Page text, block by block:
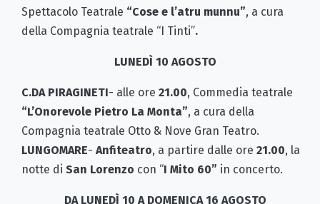
Spettacolo Teatrale “Cose e l’atru munnu”, a cura
della Compagnia teatrale “I Tinti”.
LUNEDÌ 10 AGOSTO
C.DA PIRAGINETI- alle ore 21.00, Commedia teatrale
“L’Onorevole Pietro La Monta”, a cura della
Compagnia teatrale Otto & Nove Gran Teatro.
LUNGOMARE- Anfiteatro, a partire dalle ore 21.00, la
notte di San Lorenzo con “I Mito 60” in concerto.
DA LUNEDÌ 10 A DOMENICA 16 AGOSTO